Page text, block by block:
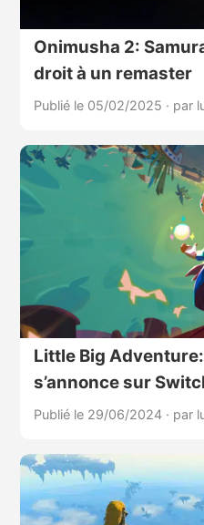
Onimusha 2:
droit à un remaster
Publié le 05/02/2025 · par
Little Big
s’annonce sur
Publié le 29/06/2024 · par